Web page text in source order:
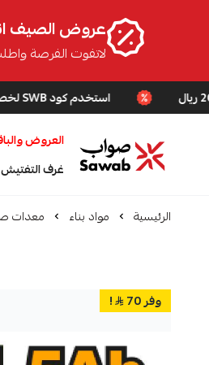
عروض الصيف
لاتفوت الفرصة
استخدم كود SWB لخصم إضافي + شحن مجاني للطلبات فوق 200 ريال
صواب
العروض
غرف التفتيش
الرئيسية مواد بناء معدات
وفر 70 !